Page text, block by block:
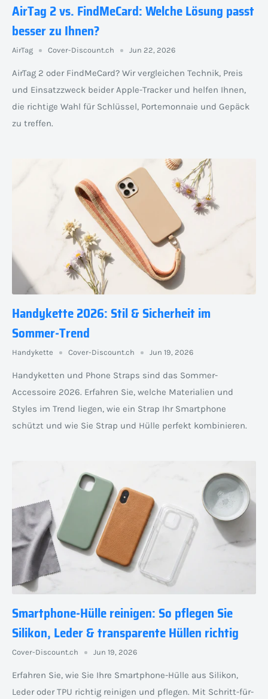
AirTag 2 vs. FindMeCard: Welche Lösung passt
besser zu Ihnen?
AirTag Cover-Discount.ch Jun 22, 2026
AirTag 2 oder FindMeCard? Wir vergleichen Technik, Preis
und Einsatzzweck beider Apple-Tracker und helfen Ihnen,
die richtige Wahl für Schlüssel, Portemonnaie und Gepäck
zu treffen.
Handykette 2026: Stil & Sicherheit im
Sommer-Trend
Handykette Cover-Discount.ch Jun 19, 2026
Handyketten und Phone Straps sind das Sommer-
Accessoire 2026. Erfahren Sie, welche Materialien und
Styles im Trend liegen, wie ein Strap Ihr Smartphone
schützt und wie Sie Strap und Hülle perfekt kombinieren.
Smartphone-Hülle reinigen: So pflegen Sie
Silikon, Leder & transparente Hüllen richtig
Cover-Discount.ch Jun 19, 2026
Erfahren Sie, wie Sie Ihre Smartphone-Hülle aus Silikon,
Leder oder TPU richtig reinigen und pflegen. Mit Schritt-für-